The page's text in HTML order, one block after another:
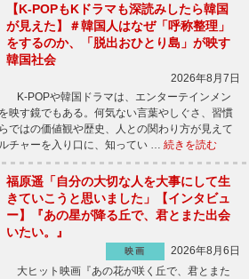
【K-POPもKドラマも深読みしたら韓国
が見えた】＃韓国人はなぜ「呼称整理」
をするのか、「脱出おひとり島」が映す
韓国社会
2026年8月7日
K-POPや韓国ドラマは、エンターテインメン
映す鏡でもある。何気ない言葉やしぐさ、習慣
ではの価値観や歴史、人との関わり方が見えて
チャーを入り口に、知ってい … 続きを読む
福原遥「自分の大切な人を大事にして生
きていこうと思いました」【インタビュ
ー】『あの星が降る丘で、君とまた出会
いたい。』
映画
2026年8月6日
大ヒット映画『あの花が咲く丘で、君とまた